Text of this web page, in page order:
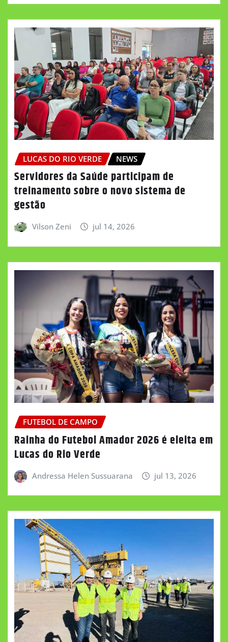
LUCAS DO RIO VERDE NEWS
Servidores da Saúde participam de
treinamento sobre o novo sistema de
gestão
Vilson Zeni jul 14, 2026
FUTEBOL DE CAMPO
Rainha do Futebol Amador 2026 é eleita em
Lucas do Rio Verde
Andressa Helen Sussuarana jul 13, 2026